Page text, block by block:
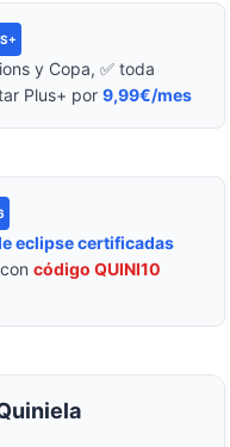
y Copa, ✅ toda
Plus+ por 9,99€/mes
eclipse certificadas
código QUINI10